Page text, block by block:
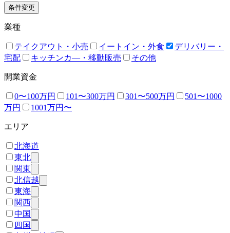
条件変更
業種
テイクアウト・小売 イートイン・外食
デリバリー・
宅配
キッチンカ―・移動販売 その他
開業資金
0〜100万円 101〜300万円 301〜500万円
501〜1000
万円
1001万円〜
エリア
北海道
東北
関東
北信越
東海
関西
中国
四国